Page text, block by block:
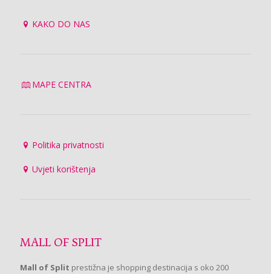
KAKO DO NAS
MAPE CENTRA
Politika privatnosti
Uvjeti korištenja
MALL OF SPLIT
Mall of Split prestižna je shopping destinacija s oko 200